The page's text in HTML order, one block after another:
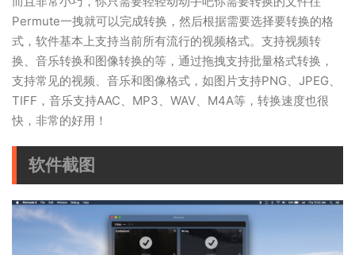
Permute一拽就可以完成转换，然后根据需要选择要转换的格
式，软件基本上支持当前所有流行的视频格式。支持视频转
换、音乐转换和图像转换的等，通过拖拽支持批量格式转换，
支持常见的视频、音乐和图像格式，如图片支持PNG、JPEG、
TIFF，音乐支持AAC、MP3、WAV、M4A等，转换速度也很
快，非常的好用！
软件截图